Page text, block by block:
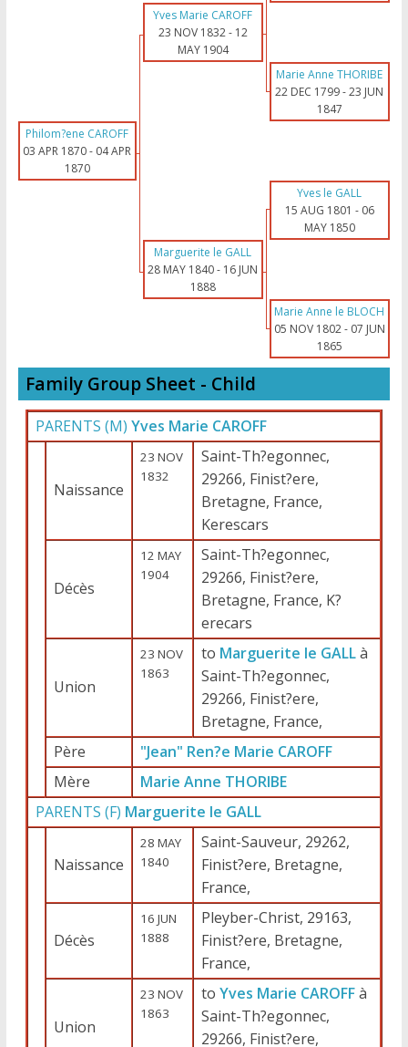
Yves Marie CAROFF
23 NOV 1832- 12
MAY 1904
Marie Anne THORIBE
22 DEC 1799-23 JUN
1847
Philom?ene CAROFF
03 APR 1870- 04 APR
1870
Yves le GALL
15 AUG 1801 - 06
MAY 1850
Marguerite le GALL
28 MAY 1840- 16 JUN
1888
Marie Anne le BLOCH
05 NOV 1802- 07 JUN
1865
Family Group Sheet - Child
PARENTS (M) Yves Marie CAROFF
Naissance
23 NOV
1832
Saint-Th?egonnec,
29266, Finist?ere,
Bretagne, France,
Kerescars
Décès
12 MAY
1904
Saint-Th?egonnec,
29266, Finist?ere,
Bretagne, France, K?
erecars
Union
23 NOV
1863
to Marguerite le GALLà
Saint-Th?egonnec,
29266, Finist?ere,
Bretagne, France,
Père
"Jean" Ren?e Marie CAROFF
Mère
Marie Anne THORIBE
PARENTS (F) Marguerite le GALL
Naissance
28 MAY
1840
Saint-Sauveur, 29262,
Finist?ere, Bretagne,
France,
Décès
16 JUN
1888
Pleyber-Christ, 29163,
Finist?ere, Bretagne,
France,
Union
23 NOV
1863
to Yves Marie CAROFFà
Saint-Th?egonnec,
29266, Finist?ere,